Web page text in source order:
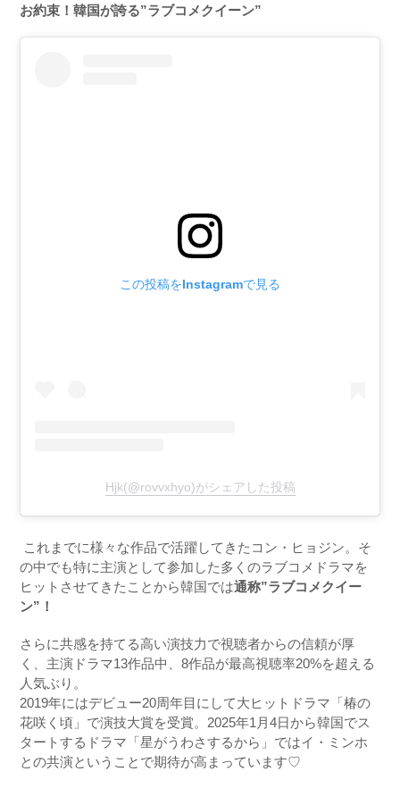
お約束！韓国が誇る”ラブコメクイーン”
この投稿をInstagramで見る
Hjk(@rovvxhyo)がシェアした投稿
これまでに様々な作品で活躍してきたコン・ヒョジン。そ
の中でも特に主演として参加した多くのラブコメドラマを
ヒットさせてきたことから韓国では通称”ラブコメクイー
ン”！
さらに共感を持てる高い演技力で視聴者からの信頼が厚
く、主演ドラマ13作品中、 8作品が最高視聴率20%を超える
人気ぶり。
2019年にはデビュー20周年目にして大ヒットドラマ「椿の
花咲く頃」で演技大賞を受賞。 2025年1 月4日から韓国でス
タートするドラマ「星がうわさするから」ではイ・ミンホ
との共演ということで期待が高まっています♡